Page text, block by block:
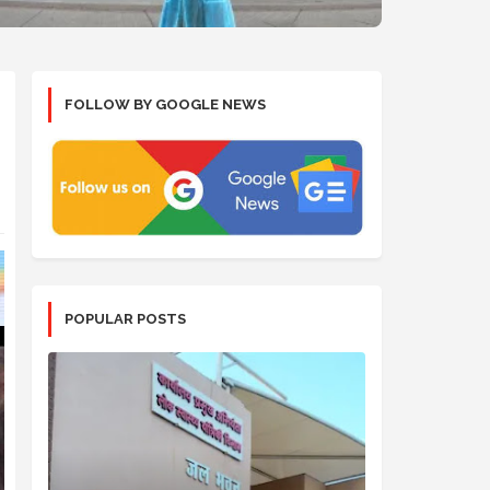
FOLLOW BY GOOGLE NEWS
POPULAR POSTS